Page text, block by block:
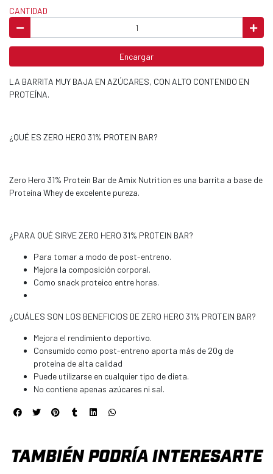
CANTIDAD
Encargar
LA BARRITA MUY BAJA EN AZÚCARES, CON ALTO CONTENIDO EN
PROTEÍNA.
¿QUÉ ES ZERO HERO 31% PROTEIN BAR?
Zero Hero 31% Protein Bar de Amix Nutrition es una barrita a base de
Proteína Whey de excelente pureza.
¿PARA QUÉ SIRVE ZERO HERO 31% PROTEIN BAR?
Para tomar a modo de post-entreno.
Mejora la composición corporal.
Como snack proteico entre horas.
¿CUÁLES SON LOS BENEFICIOS DE ZERO HERO 31% PROTEIN BAR?
Mejora el rendimiento deportivo.
Consumido como post-entreno aporta más de 20g de
proteína de alta calidad
Puede utilizarse en cualquier tipo de dieta.
No contiene apenas azúcares ni sal.
TAMBIÉN PODRÍA INTERESARTE